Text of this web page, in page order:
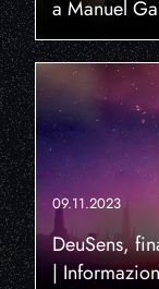
a Manuel
09.11.2023
DeuSens,
|